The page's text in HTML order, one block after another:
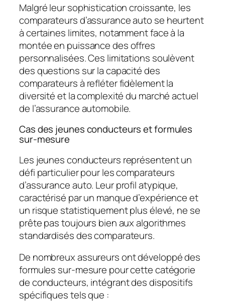
Malgré leur sophistication croissante, les
comparateurs d’assurance auto se heurtent
à certaines limites, notamment face à la
montée en puissance des offres
personnalisées. Ces limitations soulèvent
des questions sur la capacité des
comparateurs à refléter fidèlement la
diversité et la complexité du marché actuel
de l’assurance automobile.
Cas des jeunes conducteurs et formules
sur-mesure
Les jeunes conducteurs représentent un
défi particulier pour les comparateurs
d’assurance auto. Leur profil atypique,
caractérisé par un manque d’expérience et
un risque statistiquement plus élevé, ne se
prête pas toujours bien aux algorithmes
standardisés des comparateurs.
De nombreux assureurs ont développé des
formules sur-mesure pour cette catégorie
de conducteurs, intégrant des dispositifs
spécifiques tels que :